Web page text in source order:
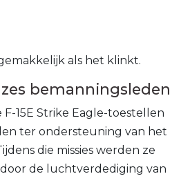
als het klinkt.
bemanningsleden
15E Strike Eagle-toestellen
ter ondersteuning van het
die missies werden ze
door de luchtverdediging van